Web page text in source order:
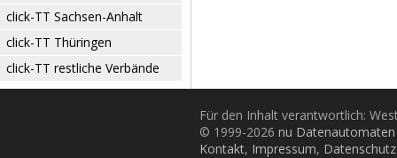
click-TT Sachsen-Anhalt
click-TT Thüringen
click-TT restliche Verbände
Für den Inhalt verantwortlich:
© 1999-2026 nu
Kontakt, Impressum, Datenschutz